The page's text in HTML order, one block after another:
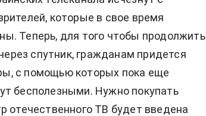
которые в свое время
Теперь, для того чтобы продолжить
спутник, гражданам придется
с помощью которых пока еще
бесполезными. Нужно покупать
отечественного ТВ будет введена